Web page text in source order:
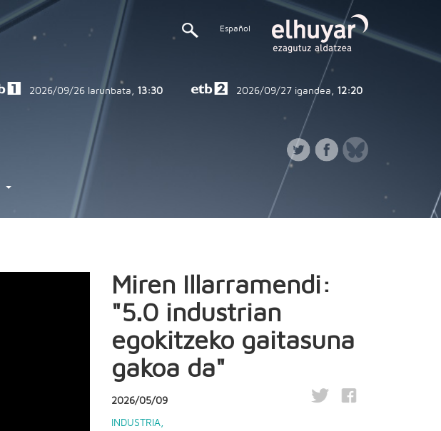
Español
2026/09/26 larunbata, 13:30 2026/09/27 igandea, 12:20
Miren Illarramendi:
"5.0 industrian
egokitzeko gaitasuna
gakoa da"
2026/05/09
INDUSTRIA,